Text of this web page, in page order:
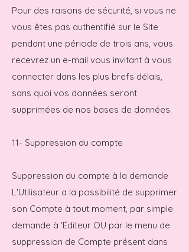
Pour des raisons de sécurité, si vous ne
vous êtes pas authentifié sur le Site
pendant une période de trois ans, vous
recevrez un e-mail vous invitant à vous
connecter dans les plus brefs délais,
sans quoi vos données seront
supprimées de nos bases de données.
11- Suppression du compte
Suppression du compte à la demande
L'Utilisateur a la possibilité de supprimer
son Compte à tout moment, par simple
demande à 'Éditeur OU par le menu de
suppression de Compte présent dans